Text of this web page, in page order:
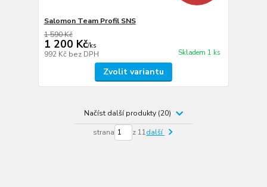
Salomon Team Profil SNS
1 590 Kč
1 200 Kč/ks
992 Kč bez DPH Skladem 1 ks
Zvolit variantu
Načíst další produkty (20)
strana z 11další